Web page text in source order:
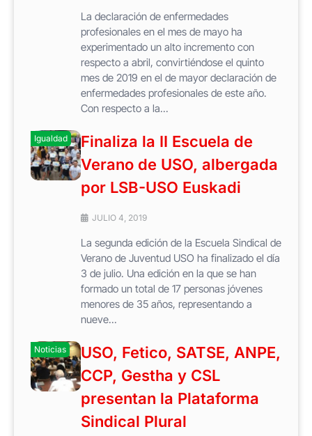
La declaración de enfermedades
profesionales en el mes de mayo ha
experimentado un alto incremento con
respecto a abril, convirtiéndose el quinto
mes de 2019 en el de mayor declaración de
enfermedades profesionales de este año.
Con respecto a la...
Igualdad
Finaliza la II Escuela de
Verano de USO, albergada
por LSB-USO Euskadi
JULIO 4, 2019
La segunda edición de la Escuela Sindical de
Verano de Juventud USO ha finalizado el día
3 de julio. Una edición en la que se han
formado un total de 17 personas jóvenes
menores de 35 años, representando a
nueve...
Noticias
USO, Fetico, SATSE, ANPE,
CCP, Gestha y CSL
presentan la Plataforma
Sindical Plural